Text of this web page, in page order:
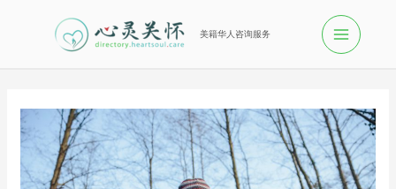
美籍华人咨询服务